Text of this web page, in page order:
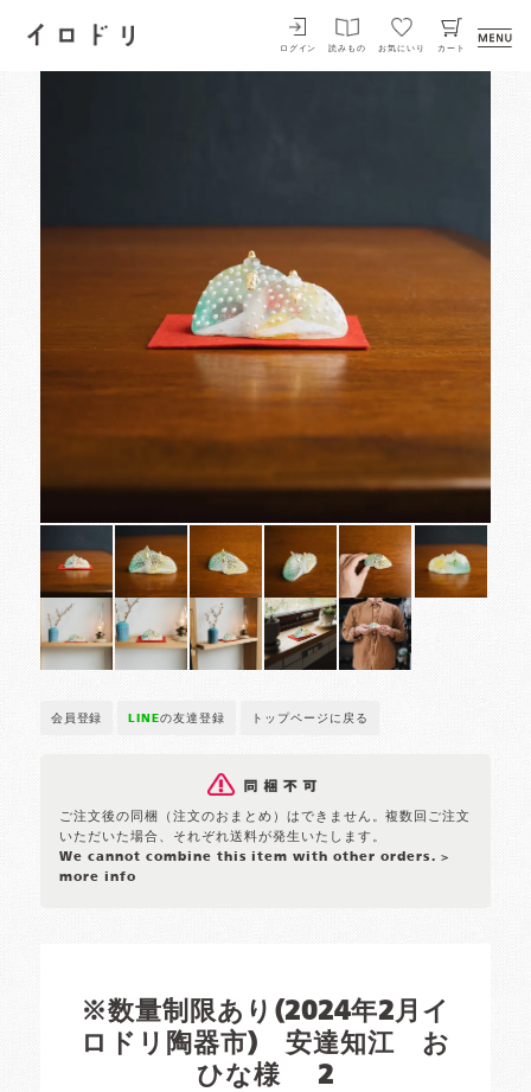
イロドリ
ログイン 読みもの お気にいり カート
会員登録 LINEの友達登録 トップページに戻る
ご注文後の同梱（注文のおまとめ）はできません。複数回ご注文
いただいた場合、それぞれ送料が発生いたします。
We cannot combine this item with other orders. >
more info
※数量制限あり(2024年2月イ
ロドリ陶器市) 安達知江 お
ひな様 2